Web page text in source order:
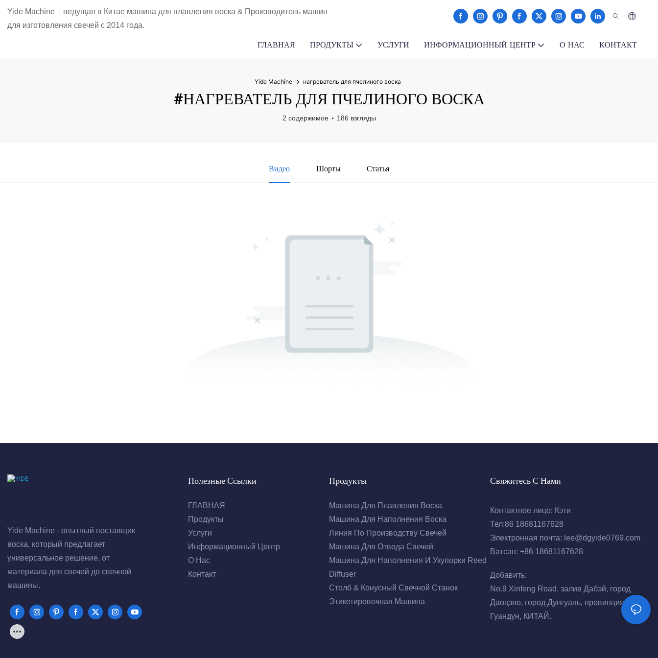
Yide Machine – ведущая в Китае машина для плавления воска & Производитель машин
для изготовления свечей с 2014 года.
ГЛАВНАЯ ПРОДУКТЫ УСЛУГИ ИНФОРМАЦИОННЫЙ ЦЕНТР О НАС КОНТАКТ
Yide Machine нагреватель для пчелиного воска
#НАГРЕВАТЕЛЬ ДЛЯ ПЧЕЛИНОГО ВОСКА
2 содержимое 186 взгляды
Видео Шорты Статья
Yide Machine - опытный поставщик
воска, который предлагает
универсальное решение, от
материала для свечей до свечной
машины.
Полезные Ссылки
ГЛАВНАЯ
Продукты
Услуги
Информационный Центр
О Нас
Контакт
Продукты
Машина Для Плавления Воска
Машина Для Наполнения Воска
Линия По Производству Свечей
Машина Для Отвода Свечей
Машина Для Наполнения И Укупорки Reed
Diffuser
Столб & Конусный Свечной Станок
Этикетировочная Машина
Свяжитесь С Нами
Контактное лицо: Кэти
Тел:86 18681167628
Электронная почта: lee@dgyide0769.com
Ватсап: +86 18681167628
Добавить:
No.9 Xinfeng Road, залив Дабэй, город
Даоцзяо, город Дунгуань, провинция
Гуандун, КИТАЙ.